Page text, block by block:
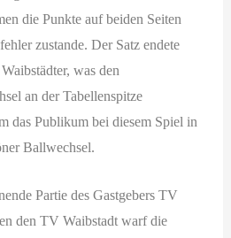
die Punkte auf beiden Seiten
zustande. Der Satz endete
was den
an der Tabellenspitze
das Publikum bei diesem Spiel in
Ballwechsel.
Partie des Gastgebers TV
den TV Waibstadt warf die